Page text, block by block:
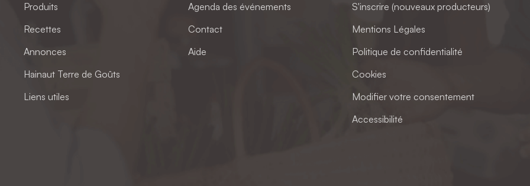
Produits
Recettes
Annonces
Hainaut Terre de Goûts
Liens utiles
Agenda des événements
Contact
Aide
S'inscrire (nouveaux producteurs)
Mentions Légales
Politique de confidentialité
Cookies
Modifier votre consentement
Accessibilité